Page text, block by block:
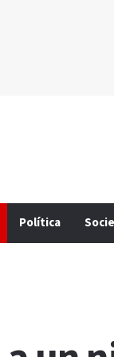
Política